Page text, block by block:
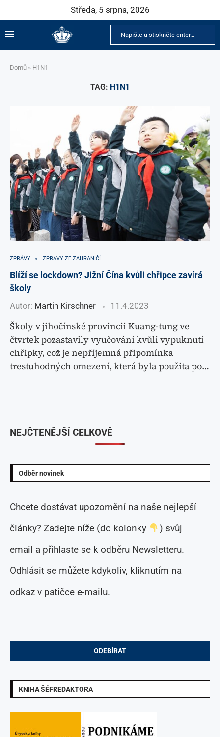
Středa, 5 srpna, 2026
Domů » H1N1
TAG: H1N1
ZPRÁVY ZPRÁVY ZE ZAHRANIČÍ
Blíží se lockdown? Jižní Čína kvůli chřipce zavírá
školy
Autor: Martin Kirschner 11.4.2023
Školy v jihočínské provincii Kuang-tung ve
čtvrtek pozastavily vyučování kvůli vypuknutí
chřipky, což je nepříjemná připomínka
trestuhodných omezení, která byla použita po…
Odběr novinek
Chcete dostávat upozornění na naše nejlepší
články? Zadejte níže (do kolonky
) svůj
email a přihlaste se k odběru Newsletteru.
Odhlásit se můžete kdykoliv, kliknutím na
odkaz v patičce e-mailu.
KNIHA ŠÉFREDAKTORA
NEJČTENĚJŠÍ CELKOVĚ